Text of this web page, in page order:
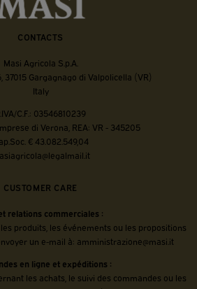
CONTACTS
Masi Agricola S.p.A.
37015 Gargagnago di Valpolicella (VR)
Italy
C.F.: 03546810239
di Verona, REA: VR - 345205
€ 43.082.549,04
CUSTOMER CARE
relations commerciales :
produits, les événements ou les propositions
un e-mail à: amministrazione@masi.it
en ligne et expéditions :
les achats, le suivi des commandes ou les